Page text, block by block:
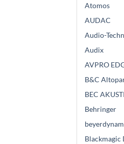
Atomos
AUDAC
Audio-
Audix
AVPRO
B&C
BEC
Behringer
Blackmagic